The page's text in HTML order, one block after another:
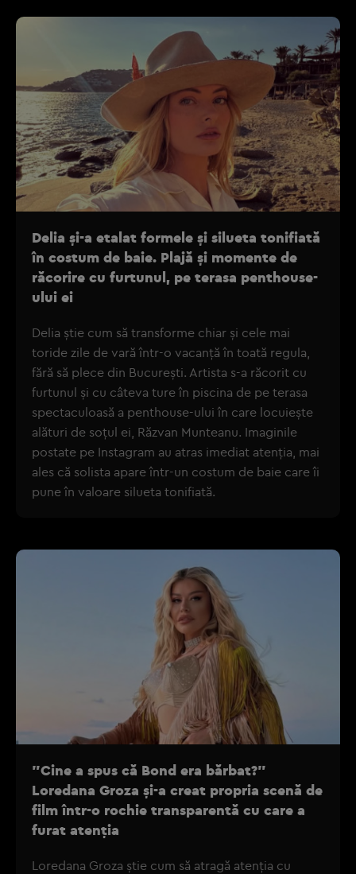
Delia și-a etalat formele și silueta tonifiată
în costum de baie. Plajă și momente de
răcorire cu furtunul, pe terasa penthouse-
ului ei
Delia știe cum să transforme chiar și cele mai
toride zile de vară într-o vacanță în toată regula,
fără să plece din București. Artista s-a răcorit cu
furtunul și cu câteva ture în piscina de pe terasa
spectaculoasă a penthouse-ului în care locuiește
alături de soțul ei, Răzvan Munteanu. Imaginile
postate pe Instagram au atras imediat atenția, mai
ales că solista apare într-un costum de baie care îi
pune în valoare silueta tonifiată.
"Cine a spus că Bond era bărbat?"
Loredana Groza și-a creat propria scenă de
film într-o rochie transparentă cu care a
furat atenția
Loredana Groza știe cum să atragă atenția cu